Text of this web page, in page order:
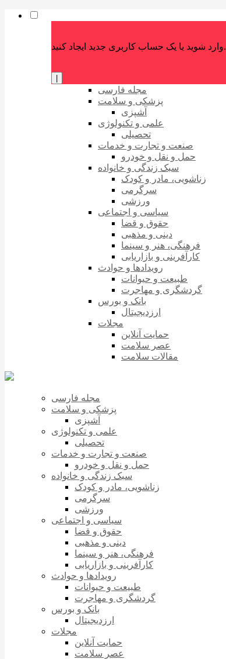
وارد شوید یا یک حساب کاربری جدید ایجاد کنید.
مجله فارسی
پزشکی و سلامت
آشپزی
علمی و تکنولوژی
تحصیلی
صنعت و تجارت و خدمات
حمل و نقل و خودرو
سبک زندگی و خانواده
زناشویی، مادر و کودک
سرگرمی
ورزشی
سیاسی و اجتماعی
حقوق و قضا
دینی و مذهبی
فرهنگی، هنر و سینما
کارآفرینی و بازاریابی
رویدادها و حوادث
طبیعت و حیوانات
گردشگری و مهاجرت
بانک و بورس
ارزدیجیتال
مجلات
حمایت آنلاین
عصر سلامت
مقالات سلامت
مجله فارسی
پزشکی و سلامت
آشپزی
علمی و تکنولوژی
تحصیلی
صنعت و تجارت و خدمات
حمل و نقل و خودرو
سبک زندگی و خانواده
زناشویی، مادر و کودک
سرگرمی
ورزشی
سیاسی و اجتماعی
حقوق و قضا
دینی و مذهبی
فرهنگی، هنر و سینما
کارآفرینی و بازاریابی
رویدادها و حوادث
طبیعت و حیوانات
گردشگری و مهاجرت
بانک و بورس
ارزدیجیتال
مجلات
حمایت آنلاین
عصر سلامت